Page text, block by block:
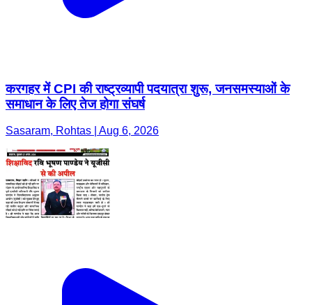
करगहर में CPI की राष्ट्रव्यापी पदयात्रा शुरू, जनसमस्याओं के
समाधान के लिए तेज होगा संघर्ष
Sasaram, Rohtas | Aug 6, 2026